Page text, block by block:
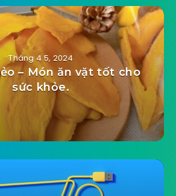
Tháng 4 5, 2024
– Món ăn vặt tốt cho
sức khỏe.